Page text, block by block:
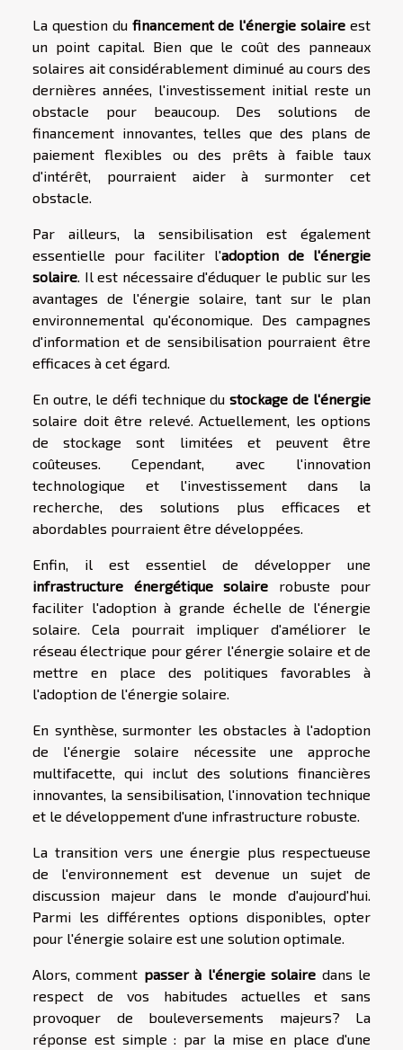
La question du financement de l'énergie solaire est
un point capital. Bien que le coût des panneaux
solaires ait considérablement diminué au cours des
dernières années, l'investissement initial reste un
obstacle pour beaucoup. Des solutions de
financement innovantes, telles que des plans de
paiement flexibles ou des prêts à faible taux
d'intérêt, pourraient aider à surmonter cet
obstacle.
Par ailleurs, la sensibilisation est également
essentielle pour faciliter l'adoption de l'énergie
solaire. Il est nécessaire d'éduquer le public sur les
avantages de l'énergie solaire, tant sur le plan
environnemental qu'économique. Des campagnes
d'information et de sensibilisation pourraient être
efficaces à cet égard.
En outre, le défi technique dustockage de l'énergie
solaire doit être relevé. Actuellement, les options
de stockage sont limitées et peuvent être
coûteuses. Cependant, avec l'innovation
technologique et l'investissement dans la
recherche, des solutions plus efficaces et
abordables pourraient être développées.
Enfin, il est essentiel de développer une
infrastructure énergétique solaire robuste pour
faciliter l'adoption à grande échelle de l'énergie
solaire. Cela pourrait impliquer d'améliorer le
réseau électrique pour gérer l'énergie solaire et de
mettre en place des politiques favorables à
l'adoption de l'énergie solaire.
En synthèse, surmonter les obstacles à l'adoption
de l'énergie solaire nécessite une approche
multifacette, qui inclut des solutions financières
innovantes, la sensibilisation, l'innovation technique
et le développement d'une infrastructure robuste.
La transition vers une énergie plus respectueuse
de l'environnement est devenue un sujet de
discussion majeur dans le monde d'aujourd'hui.
Parmi les différentes options disponibles, opter
pour l'énergie solaire est une solution optimale.
Alors, comment passer à l'énergie solaire dans le
respect de vos habitudes actuelles et sans
provoquer de bouleversements majeurs? La
réponse est simple : par la mise en place d'une